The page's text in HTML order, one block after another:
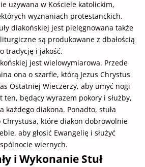
używana w Kościele katolickim,
wyznaniach protestanckich.
diakońskiej jest pielęgnowana także
są produkowane z dbałością
o tradycję i jakość.
jest wielowymiarowa. Przede
ona o szarfie, którą Jezus Chrystus
Ostatniej Wieczerzy, aby umyć nogi
ten, będący wyrazem pokory i służby,
każdego diakona. Ponadto, stuła
które diakon dobrowolnie
aby głosić Ewangelię i służyć
wiernych.
i Wykonanie Stuł